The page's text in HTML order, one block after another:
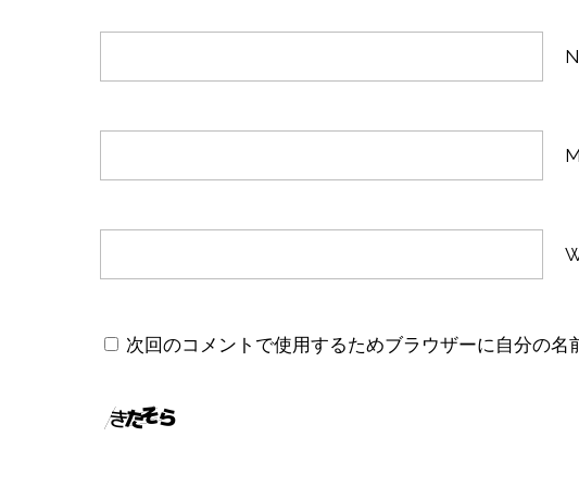
次回のコメントで使用するためブラウザーに自分の名